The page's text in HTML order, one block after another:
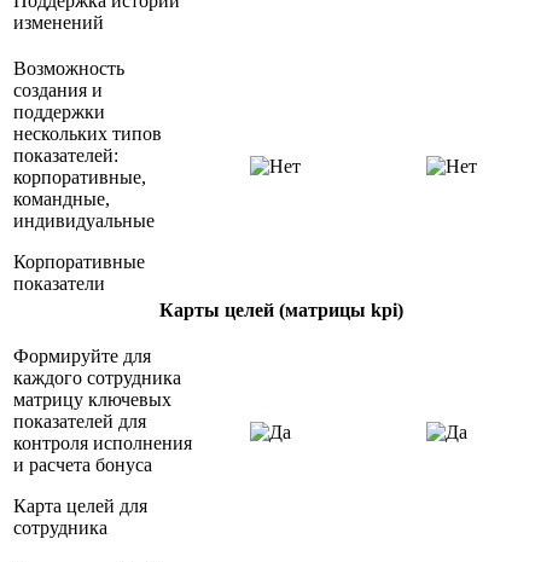
изменений
Возможность
создания и
поддержки
нескольких типов
показателей:
корпоративные,
командные,
индивидуальные
Корпоративные
показатели
Карты целей (матрицы kpi)
Формируйте для
каждого сотрудника
матрицу ключевых
показателей для
контроля исполнения
и расчета бонуса
Карта целей для
сотрудника